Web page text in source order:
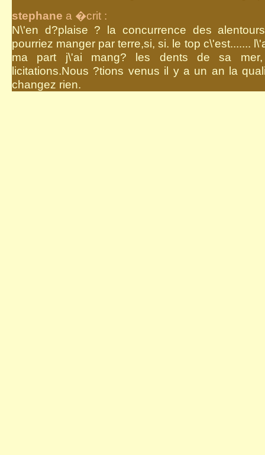
stephane a �crit :
N\'en d?plaise ? la concurrence des
pourriez manger par terre,si, si. le top c\'est.......
ma part j\'ai mang? les dents de sa
licitations.Nous ?tions venus il y a un an la
changez rien.